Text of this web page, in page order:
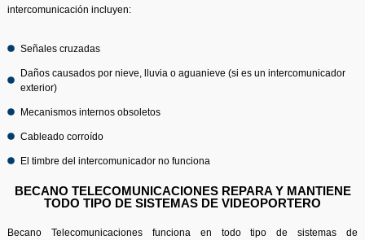
intercomunicación incluyen:
Señales cruzadas
Daños causados ​​por nieve, lluvia o aguanieve (si es un intercomunicador
exterior)
Mecanismos internos obsoletos
Cableado corroído
El timbre del intercomunicador no funciona
BECANO TELECOMUNICACIONES REPARA Y MANTIENE
TODO TIPO DE SISTEMAS DE VIDEOPORTERO
Becano Telecomunicaciones funciona en todo tipo de sistemas de